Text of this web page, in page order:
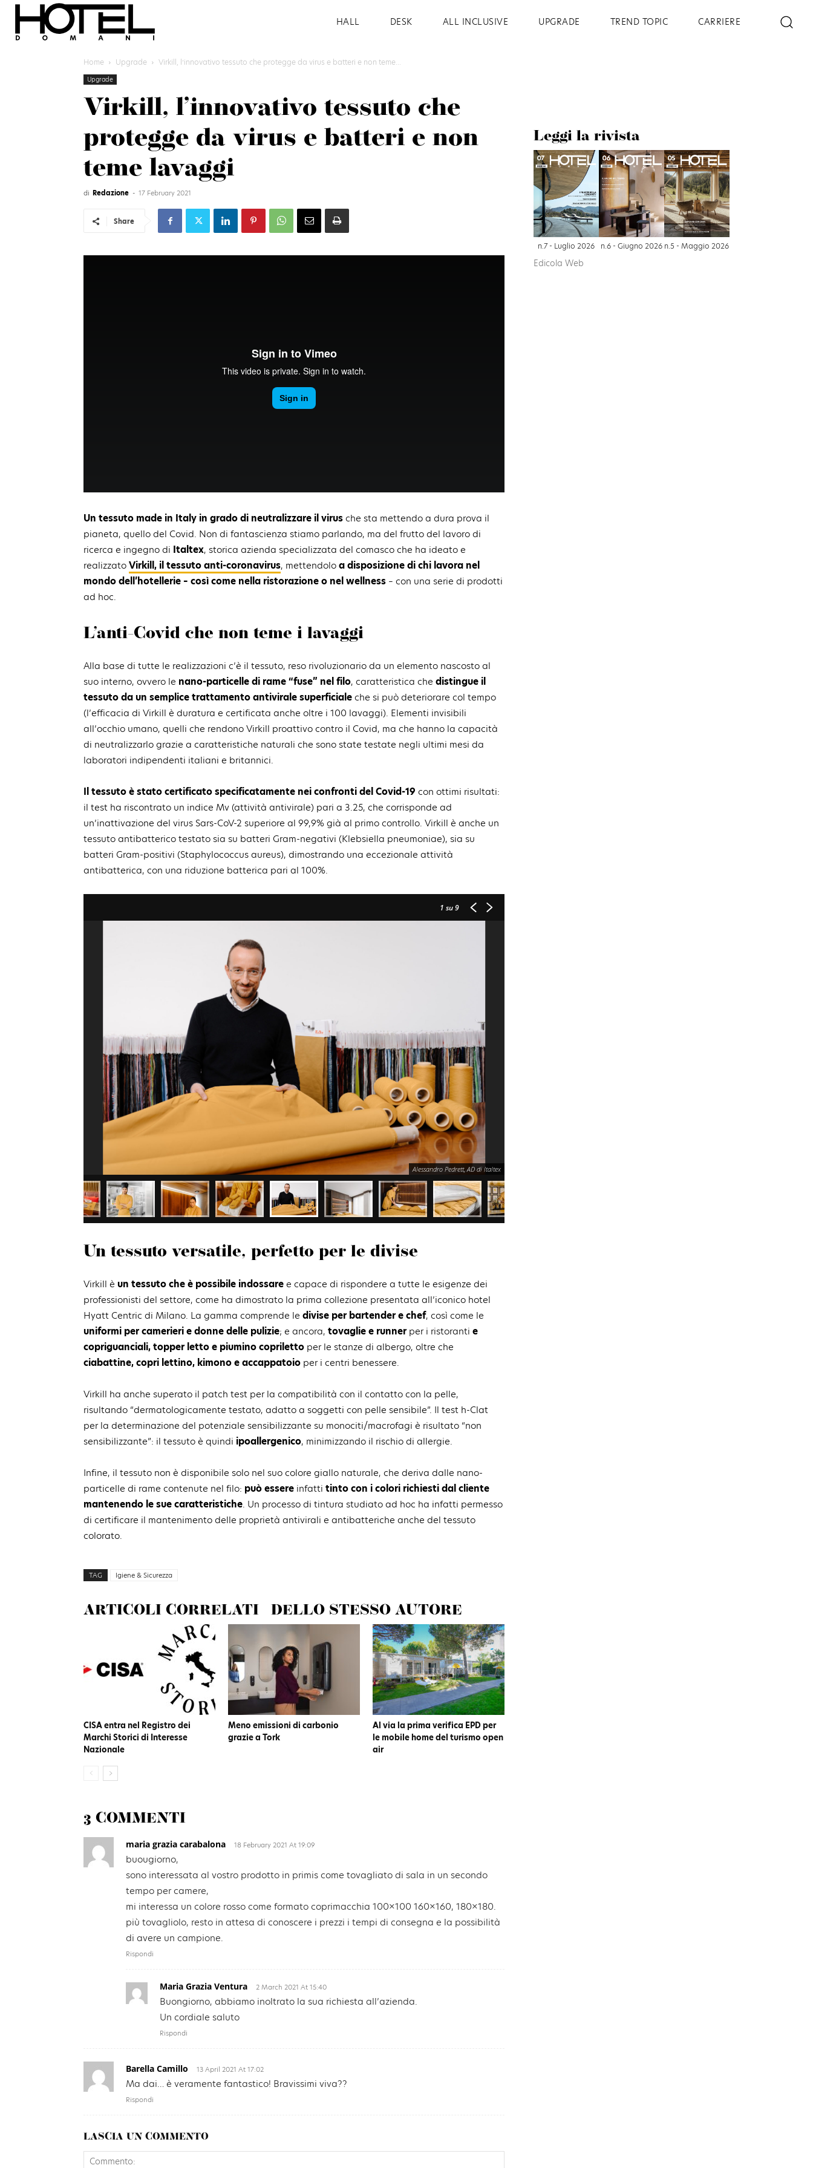
HALL DESK ALL INCLUSIVE UPGRADE TREND TOPIC CARRIERE
Home Upgrade Virkill, l’innovativo tessuto che protegge da virus e batteri e non teme...
Upgrade
Virkill, l’innovativo tessuto che
protegge da virus e batteri e non
teme lavaggi
di Redazione - 17 February 2021
Share
Un tessuto made in Italy in grado di neutralizzare il virusche sta mettendo a dura prova il
pianeta, quello del Covid. Non di fantascienza stiamo parlando, ma del frutto del lavoro di
ricerca e ingegno di Italtex, storica azienda specializzata del comasco che ha ideato e
realizzatoVirkill, il tessuto anti-coronavirus, mettendoloa disposizione di chi lavora nel
mondo dell’hotellerie – così come nella ristorazione o nel wellness – con una serie di prodotti
ad hoc.
L’anti-Covid che non teme i lavaggi
Alla base di tutte le realizzazioni c’è il tessuto, reso rivoluzionario da un elemento nascosto al
suo interno, ovvero le nano-particelle di rame “fuse” nel filo, caratteristica che distingue il
tessuto da un semplice trattamento antivirale superficialeche si può deteriorare col tempo
(l’efficacia di Virkill è duratura e certificata anche oltre i 100 lavaggi). Elementi invisibili
all’occhio umano, quelli che rendono Virkill proattivo contro il Covid, ma che hanno la capacità
di neutralizzarlo grazie a caratteristiche naturali che sono state testate negli ultimi mesi da
laboratori indipendenti italiani e britannici.
Il tessuto è stato certificato specificatamente nei confronti del Covid-19 con ottimi risultati:
il test ha riscontrato un indice Mv (attività antivirale) pari a 3.25, che corrisponde ad
un’inattivazione del virus Sars-CoV-2 superiore al 99,9% già al primo controllo. Virkill è anche un
tessuto antibatterico testato sia su batteri Gram-negativi (Klebsiella pneumoniae), sia su
batteri Gram-positivi (Staphylococcus aureus), dimostrando una eccezionale attività
antibatterica, con una riduzione batterica pari al 100%.
1 su 9
Alessandro Pedrett, AD di Italtex
Un tessuto versatile, perfetto per le divise
Virkill è un tessuto che è possibile indossaree capace di rispondere a tutte le esigenze dei
professionisti del settore, come ha dimostrato la prima collezione presentata all’iconico hotel
Hyatt Centric di Milano. La gamma comprende le divise per bartender e chef, così come le
uniformi per camerieri e donne delle pulizie; e ancora, tovaglie e runner per i ristoranti e
copriguanciali, topper letto e piumino copriletto per le stanze di albergo, oltre che
ciabattine, copri lettino, kimono e accappatoio per i centri benessere.
Virkill ha anche superato il patch test per la compatibilità con il contatto con la pelle,
risultando “dermatologicamente testato, adatto a soggetti con pelle sensibile”. Il test h-Clat
per la determinazione del potenziale sensibilizzante su monociti/macrofagi è risultato “non
sensibilizzante”: il tessuto è quindi ipoallergenico, minimizzando il rischio di allergie.
Infine, il tessuto non è disponibile solo nel suo colore giallo naturale, che deriva dalle nano-
particelle di rame contenute nel filo: può essere infatti tinto con i colori richiesti dal cliente
mantenendo le sue caratteristiche. Un processo di tintura studiato ad hoc ha infatti permesso
di certificare il mantenimento delle proprietà antivirali e antibatteriche anche del tessuto
colorato.
TAG Igiene & Sicurezza
ARTICOLI CORRELATI DELLO STESSO AUTORE
CISA entra nel Registro dei
Marchi Storici di Interesse
Nazionale
Meno emissioni di carbonio
grazie a Tork
Al via la prima verifica EPD per
le mobile home del turismo open
air
3 COMMENTI
maria grazia carabalona 18 February 2021 At 19:09
buougiorno,
sono interessata al vostro prodotto in primis come tovagliato di sala in un secondo
tempo per camere,
mi interessa un colore rosso come formato coprimacchia 100×100 160×160, 180×180.
più tovagliolo, resto in attesa di conoscere i prezzi i tempi di consegna e la possibilità
di avere un campione.
Rispondi
Maria Grazia Ventura 2 March 2021 At 15:40
Buongiorno, abbiamo inoltrato la sua richiesta all’azienda.
Un cordiale saluto
Rispondi
Barella Camillo 13 April 2021 At 17:02
Ma dai… è veramente fantastico! Bravissimi viva??
Rispondi
LASCIA UN COMMENTO
Leggi la rivista
n.7 - Luglio 2026 n.6 - Giugno 2026 n.5 - Maggio 2026
Edicola Web